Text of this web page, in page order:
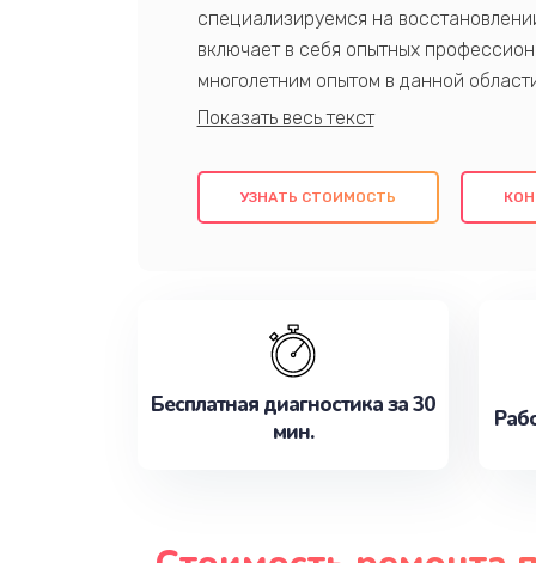
специализируемся на
включает в себя опытных
многолетним опытом в данной
качественный ремонт с
клиентам надежное и
потребности наилучшим образом.
УЗНАТЬ СТОИМОСТЬ
Бесплатная диагностика за 30
мин.